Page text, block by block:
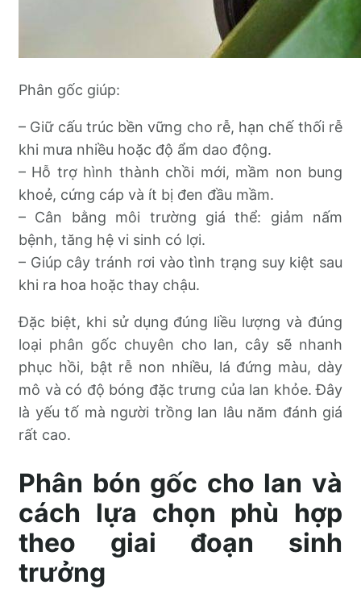
Phân gốc giúp:
– Giữ cấu trúc bền vững cho rễ, hạn chế thối rễ
khi mưa nhiều hoặc độ ẩm dao động.
– Hỗ trợ hình thành chồi mới, mầm non bung
khoẻ, cứng cáp và ít bị đen đầu mầm.
– Cân bằng môi trường giá thể: giảm nấm
bệnh, tăng hệ vi sinh có lợi.
– Giúp cây tránh rơi vào tình trạng suy kiệt sau
khi ra hoa hoặc thay chậu.
Đặc biệt, khi sử dụng đúng liều lượng và đúng
loại phân gốc chuyên cho lan, cây sẽ nhanh
phục hồi, bật rễ non nhiều, lá đứng màu, dày
mô và có độ bóng đặc trưng của lan khỏe. Đây
là yếu tố mà người trồng lan lâu năm đánh giá
rất cao.
Phân bón gốc cho lan và
cách lựa chọn phù hợp
theo giai đoạn sinh
trưởng